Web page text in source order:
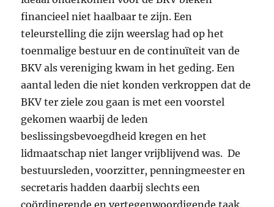
financieel niet haalbaar te zijn. Een
teleurstelling die zijn weerslag had op het
toenmalige bestuur en de continuïteit van de
BKV als vereniging kwam in het geding. Een
aantal leden die niet konden verkroppen dat de
BKV ter ziele zou gaan is met een voorstel
gekomen waarbij de leden
beslissingsbevoegdheid kregen en het
lidmaatschap niet langer vrijblijvend was. De
bestuursleden, voorzitter, penningmeester en
secretaris hadden daarbij slechts een
coördinerende en vertegenwoordigende taak.